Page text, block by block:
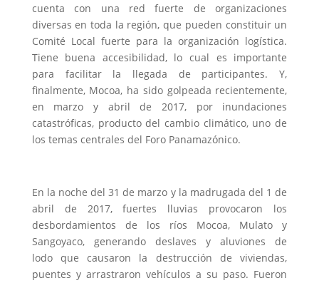
cuenta con una red fuerte de organizaciones
diversas en toda la región, que pueden constituir un
Comité Local fuerte para la organización logística.
Tiene buena accesibilidad, lo cual es importante
para facilitar la llegada de participantes. Y,
finalmente, Mocoa, ha sido golpeada recientemente,
en marzo y abril de 2017, por inundaciones
catastróficas, producto del cambio climático, uno de
los temas centrales del Foro Panamazónico.
En la noche del 31 de marzo y la madrugada del 1 de
abril de 2017, fuertes lluvias provocaron los
desbordamientos de los ríos Mocoa, Mulato y
Sangoyaco, generando deslaves y aluviones de
lodo que causaron la destrucción de viviendas,
puentes y arrastraron vehículos a su paso. Fueron